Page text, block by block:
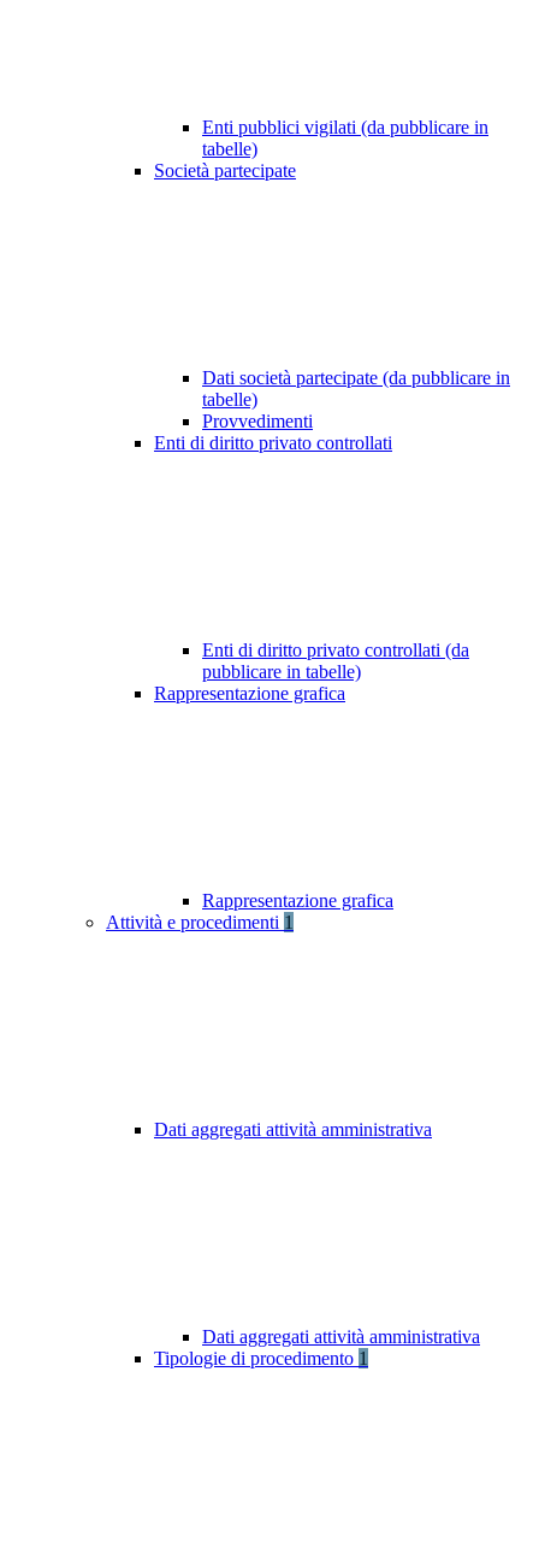
Enti pubblici vigilati (da pubblicare in
tabelle)
Società partecipate
Dati società partecipate (da pubblicare in
tabelle)
Provvedimenti
Enti di diritto privato controllati
Enti di diritto privato controllati (da
pubblicare in tabelle)
Rappresentazione grafica
Rappresentazione grafica
Attività e procedimenti 1
Dati aggregati attività amministrativa
Dati aggregati attività amministrativa
Tipologie di procedimento 1